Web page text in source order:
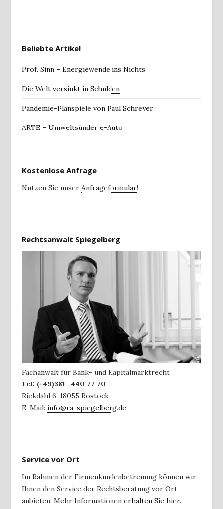
Beliebte Artikel
Prof. Sinn – Energiewende ins Nichts
Die Welt versinkt in Schulden
Pandemie-Planspiele von Paul Schreyer
ARTE – Umweltsünder e-Auto
Kostenlose Anfrage
Nutzen Sie unser Anfrageformular!
Rechtsanwalt Spiegelberg
Fachanwalt für Bank- und Kapitalmarktrecht
Tel: (+49)381- 440 77 70
Riekdahl 6, 18055 Rostock
E-Mail: info@ra-spiegelberg.de
Service vor Ort
Im Rahmen der Firmenkundenbetreuung können wir
Ihnen den Service der Rechtsberatung vor Ort
anbieten. Mehr Informationen erhalten Sie hier.